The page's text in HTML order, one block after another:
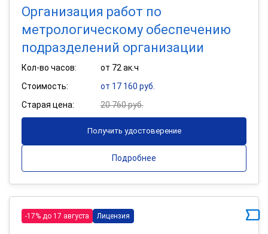
Организация работ по
метрологическому обеспечению
подразделений организации
Кол-во часов:
от 72 ак.ч
Стоимость:
от 17 160 руб.
Старая цена:
20 760 руб.
Получить удостоверение
Подробнее
-17% до 17 августа Лицензия